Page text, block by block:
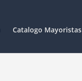
Catalogo Mayoristas